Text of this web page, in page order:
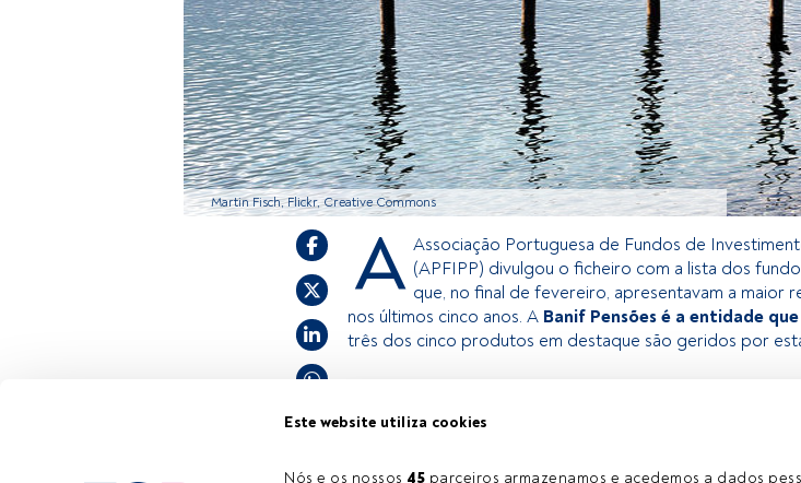
Este website utiliza cookies
Nós e os nossos 45 parceiros armazenamos e acedemos a dados
Martin Fisch, Flickr, Creative Commons
A Associação Portuguesa de Fundos de
(APFIPP) divulgou o ficheiro com a lista dos
que, no final de fevereiro, apresentavam a maior
nos últimos cinco anos. A Banif Pensões é a entidade
três dos cinco produtos em destaque são geridos por
Este é um artigo exclusivo para os utilizadores registados
convidamo-lo a registar-se e a desfrutar de todo o